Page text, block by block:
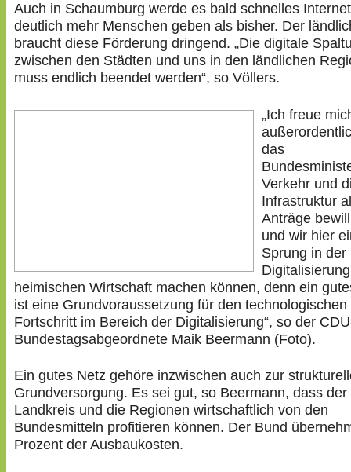
Auch in Schaumburg werde es bald schnelles
deutlich mehr Menschen geben als bisher. Der
braucht diese Förderung dringend. „Die digitale
zwischen den Städten und uns in den ländlichen
muss endlich beendet werden“, so Völlers.
„Ich freue
das
Verkehr und
Infrastruktur
Anträge
und wir hier
Sprung in der
heimischen Wirtschaft machen können, denn ein
ist eine Grundvoraussetzung für den technologischen
Fortschritt im Bereich der Digitalisierung“, so der
Bundestagsabgeordnete Maik Beermann (Foto).
Ein gutes Netz gehöre inzwischen auch zur
Grundversorgung. Es sei gut, so Beermann, dass der
Landkreis und die Regionen wirtschaftlich von den
Bundesmitteln profitieren können. Der Bund
Prozent der Ausbaukosten.